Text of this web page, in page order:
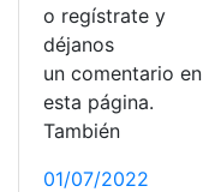
o regístrate y
déjanos
un comentario en
esta página.
También
01/07/2022